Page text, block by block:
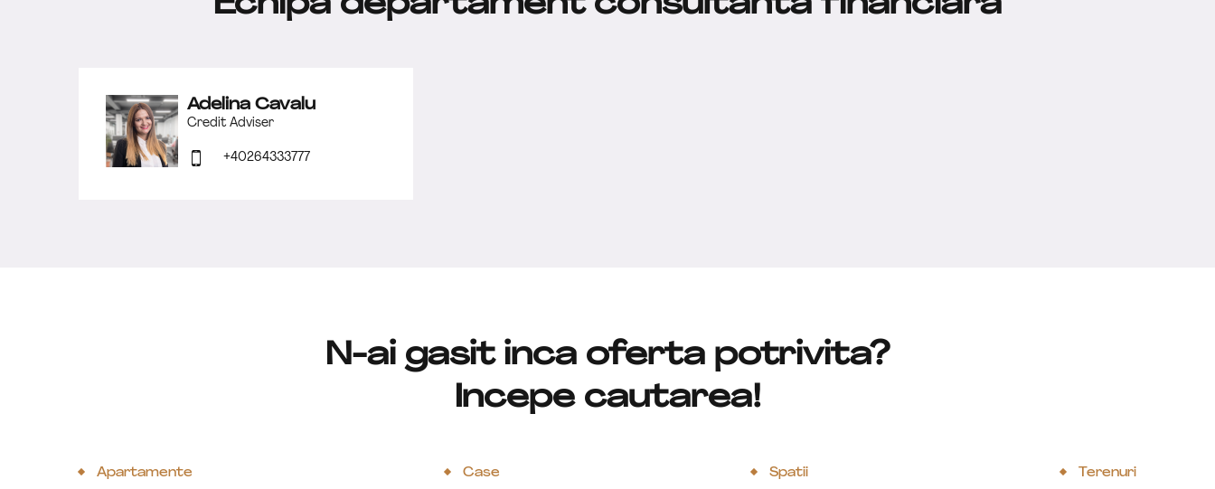
Adelina Cavalu
Credit Adviser
+40264333777
N-ai gasit inca oferta potrivita?
Incepe cautarea!
Apartamente Case Spatii Terenuri